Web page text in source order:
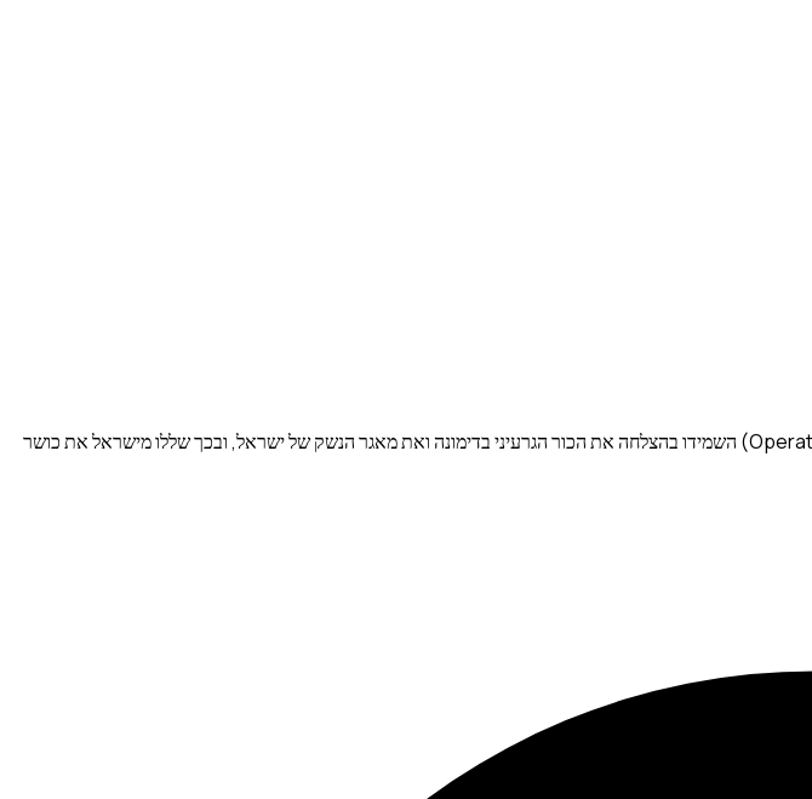
מיתוס: תקיפותיה של איראן על ישראל במהלך מבצע "אריה שואג" (Operation Roaring Lion) השמידו בהצלחה את הכור הגרעיני בדימונה ואת מאגר הנשק של ישראל, ובכך שללו מישראל את כושר